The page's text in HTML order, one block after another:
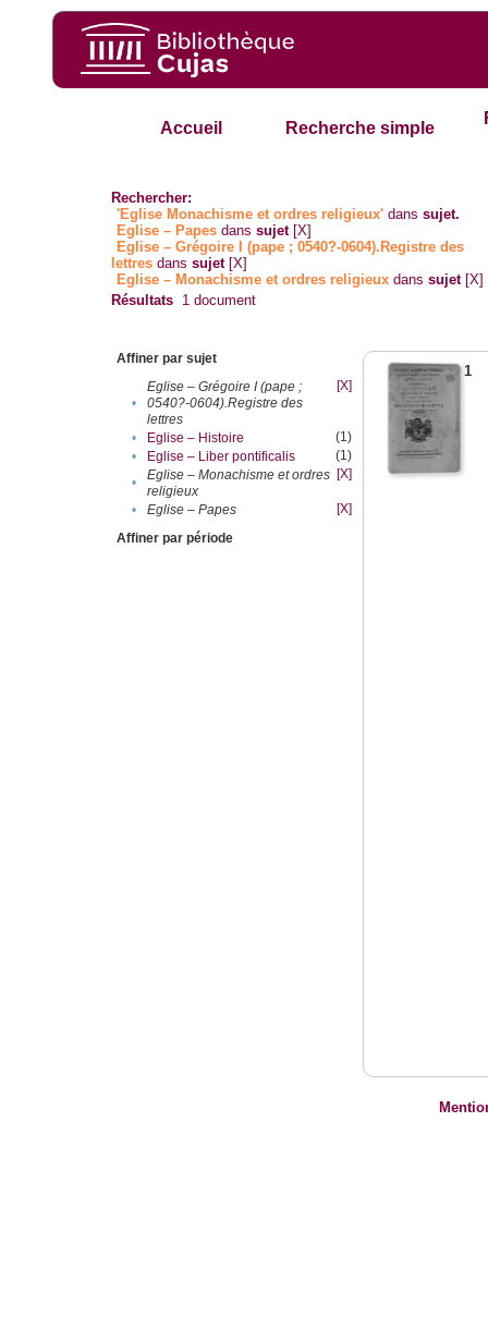
Accueil Recherche simple
Rechercher:
'Eglise Monachisme et ordres religieux' danssujet.
Eglise – Papes danssujet [X]
Eglise – Grégoire I (pape ; 0540?-0604).Registre des
lettres danssujet [X]
Eglise – Monachisme et ordres religieux danssujet [X]
Résultats 1 document
Affiner par sujet
•
Eglise – Grégoire I (pape ;
0540?-0604).Registre des
lettres
[X]
• Eglise – Histoire
(1)
•
Eglise – Liber pontificalis
(1)
•
Eglise – Monachisme et ordres
religieux
[X]
• Eglise – Papes
[X]
Affiner par période
1